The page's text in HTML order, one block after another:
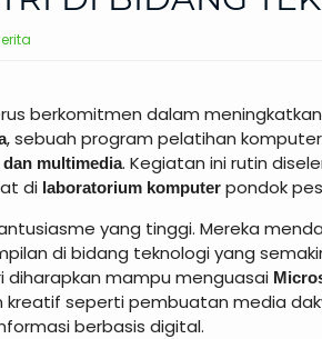
berkomitmen dalam
, sebuah program pelatihan
multimedia. Kegiatan ini rutin
di laboratorium komputer pondok
yang tinggi. Mereka
di bidang teknologi yang
diharapkan mampu menguasai
kreatif seperti pembuatan media
berbasis digital.